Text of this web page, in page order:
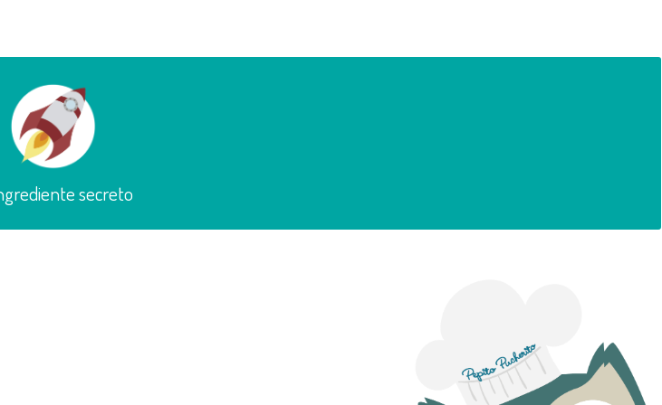
secreto
CONSTANTE
CEI será siempre el plato principal que los papis querrán escoger